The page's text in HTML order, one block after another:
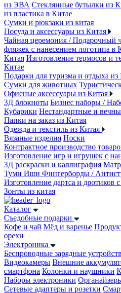
из ЭВА Стеклянные бутылки из
из пластика в Китае
Сумки и рюкзаки из китая
Посуда и аксессуары из Китая
Чайная церемония / Подарочный
фляжек с нанесением логотипа в
Китая Изготовление термосов и
Китае
Подарки для туризма и отдыха из
Сумки для животных
Офисные аксессуары из Китая
3Д блокноты Бизнес наборы /
Кубарики Нестандартные и
Папки на заказ из Китая
Одежда и текстиль из Китая
Вязаные изделия Носки
Контрактное производство
Изготовление игр и игрушек с
3Д раскраски и каллиграфия
Туми Иши Фингерборды /
Изготовление дартса и дротиков
Зонты из китая
Каталог
Съедобные подарки
Кофе и чай Мёд и варенье
орехи
Электроника
Беспроводные зарядные
Видеокамеры Внешние
смартфона Колонки и наушники
Наборы электроники
Сетевые адаптеры и розетки